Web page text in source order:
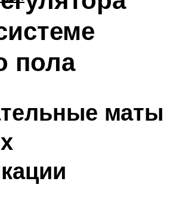
пола
маты